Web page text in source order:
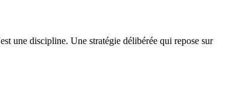
une discipline. Une stratégie délibérée qui repose sur